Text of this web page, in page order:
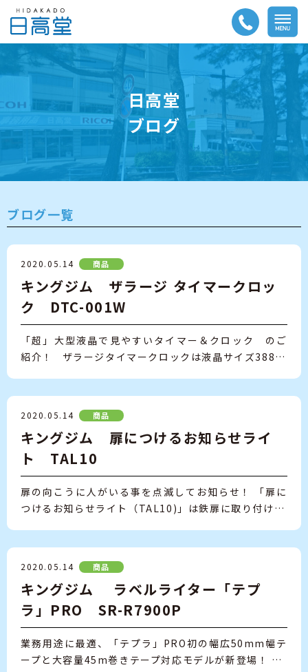
日高堂
ブログ
ブログ一覧
2020.05.14 商品
キングジム ザラージ タイマークロッ
ク DTC-001W
「超」大型液晶で見やすいタイマー＆クロック のご
紹介！ ザラージタイマークロックは液晶サイズ388…
2020.05.14 商品
キングジム 扉につけるお知らせライ
ト TAL10
扉の向こうに人がいる事を点滅してお知らせ！ 「扉に
つけるお知らせライト（TAL10)」は鉄扉に取り付け…
2020.05.14 商品
キングジム ラベルライター「テプ
ラ」PRO SR-R7900P
業務用途に最適、「テプラ」PRO初の幅広50mm幅テ
ープと大容量45m巻きテープ対応モデルが新登場！ …